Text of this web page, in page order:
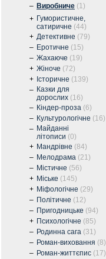
– Виробниче (1)
+ Гумористичне,
сатиричне (44)
+ Детективне (79)
– Еротичне (15)
– Жахаюче (19)
+ Жіноче (72)
+ Історичне (139)
– Казки для
дорослих (16)
– Кіндер-проза (6)
– Культурологічне (16)
– Майданні
літописи (0)
+ Мандрівне (84)
– Мелодрама (21)
– Містичне (56)
+ Міське (145)
+ Міфологічне (29)
– Політичне (12)
– Пригодницьке (94)
+ Психологічне (85)
– Родинна сага (31)
– Роман-виховання (8)
– Роман-життєпис (17)